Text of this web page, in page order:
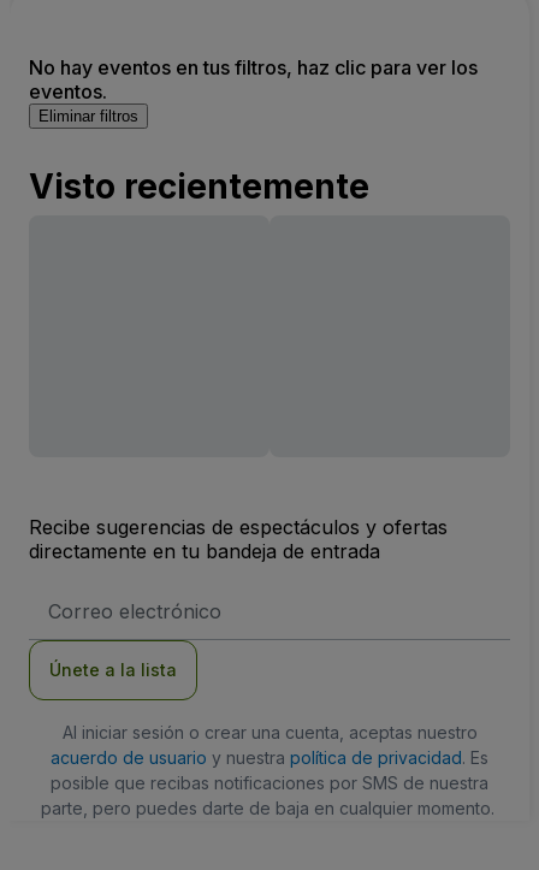
No hay eventos en tus filtros, haz clic para ver los
eventos.
Eliminar filtros
Visto recientemente
Recibe sugerencias de espectáculos y ofertas
directamente en tu bandeja de entrada
de
Únete a la lista
Al iniciar sesión o crear una cuenta, aceptas nuestro
acuerdo de usuario y nuestra política de privacidad. Es
posible que recibas notificaciones por SMS de nuestra
parte, pero puedes darte de baja en cualquier momento.